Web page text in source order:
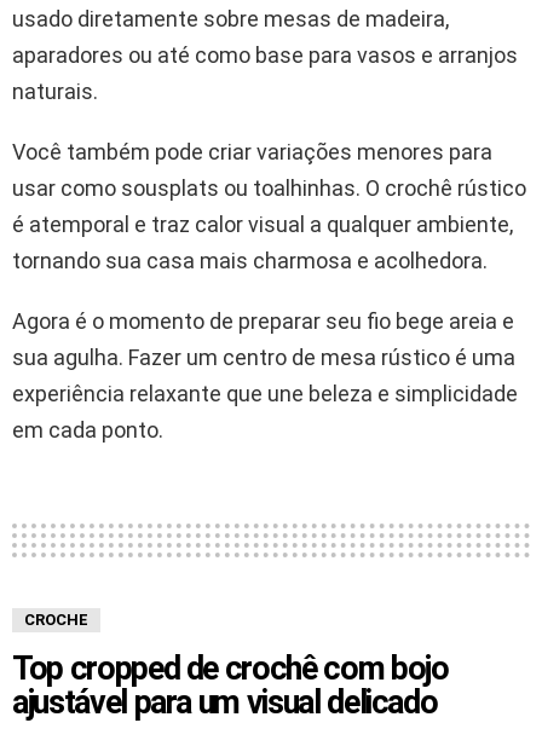
usado diretamente sobre mesas de madeira,
aparadores ou até como base para vasos e arranjos
naturais.
Você também pode criar variações menores para
usar como sousplats ou toalhinhas. O crochê rústico
é atemporal e traz calor visual a qualquer ambiente,
tornando sua casa mais charmosa e acolhedora.
Agora é o momento de preparar seu fio bege areia e
sua agulha. Fazer um centro de mesa rústico é uma
experiência relaxante que une beleza e simplicidade
em cada ponto.
CROCHE
Top cropped de crochê com bojo
ajustável para um visual delicado